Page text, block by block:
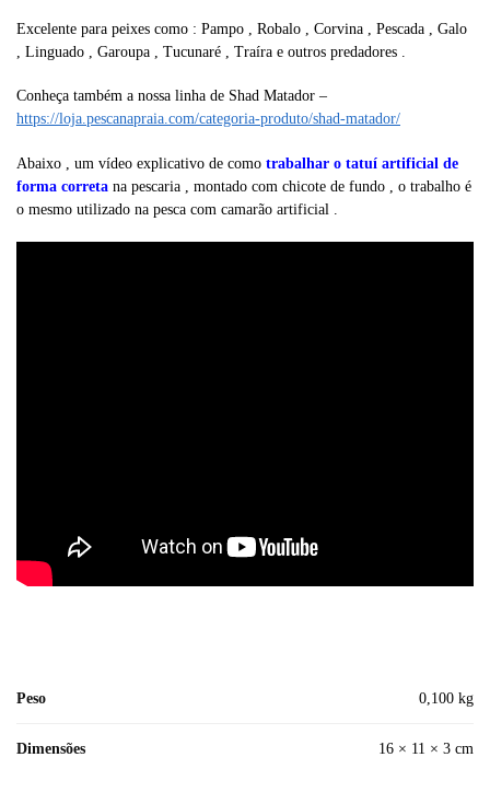
Excelente para peixes como : Pampo , Robalo , Corvina , Pescada , Galo
, Linguado , Garoupa , Tucunaré , Traíra e outros predadores .
Conheça também a nossa linha de Shad Matador –
https://loja.pescanapraia.com/categoria-produto/shad-matador/
Abaixo , um vídeo explicativo de como trabalhar o tatuí artificial de
forma correta na pescaria , montado com chicote de fundo , o trabalho é
o mesmo utilizado na pesca com camarão artificial .
Peso 0,100 kg
Dimensões 16 × 11 × 3 cm